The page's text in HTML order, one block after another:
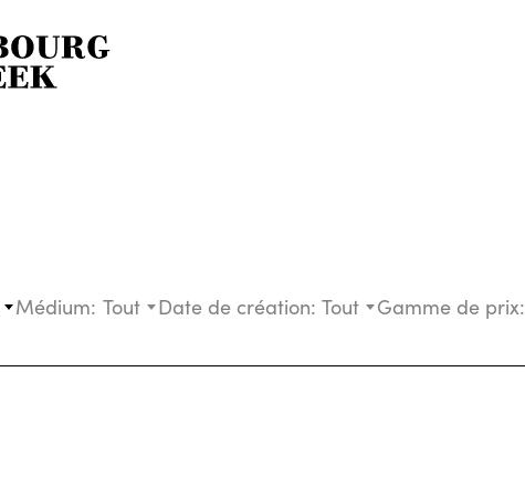
Médium: Tout Date de création: Tout Gamme de prix: